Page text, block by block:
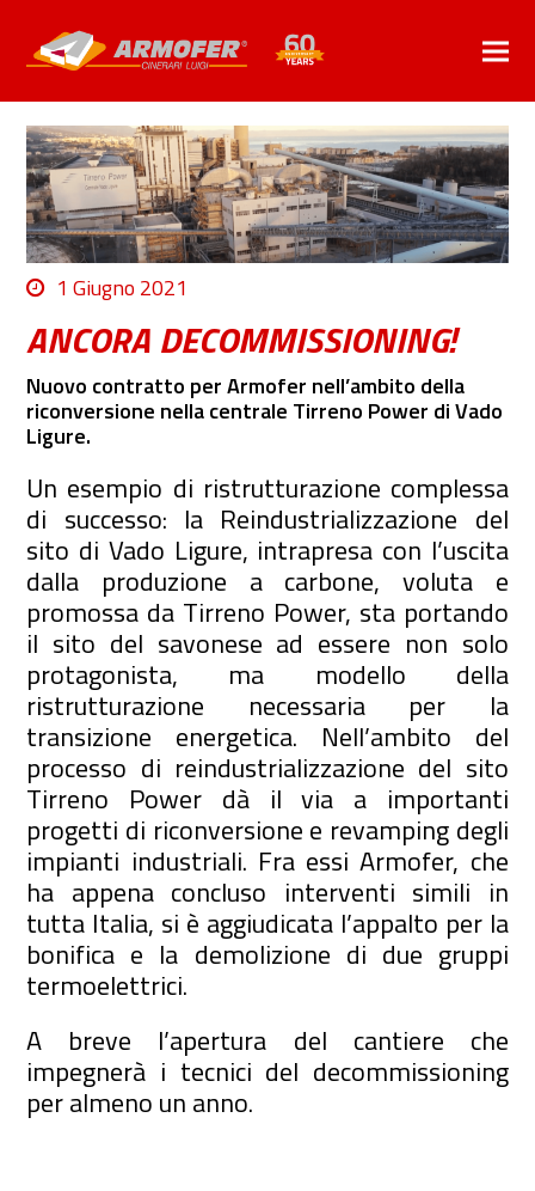
1 Giugno 2021
ANCORA DECOMMISSIONING!
Nuovo contratto per Armofer nell’ambito della
riconversione nella centrale Tirreno Power di Vado
Ligure.
Un esempio di ristrutturazione complessa
di successo: la Reindustrializzazione del
sito di Vado Ligure, intrapresa con l’uscita
dalla produzione a carbone, voluta e
promossa da Tirreno Power, sta portando
il sito del savonese ad essere non solo
protagonista, ma modello della
ristrutturazione necessaria per la
transizione energetica. Nell’ambito del
processo di reindustrializzazione del sito
Tirreno Power dà il via a importanti
progetti di riconversione e revamping degli
impianti industriali. Fra essi Armofer, che
ha appena concluso interventi simili in
tutta Italia, si è aggiudicata l’appalto per la
bonifica e la demolizione di due gruppi
termoelettrici.
A breve l’apertura del cantiere che
impegnerà i tecnici del decommissioning
per almeno un anno.